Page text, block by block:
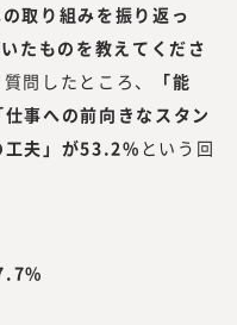
究所 所長
大学理工学部
チャー企業を
過程で「日本
が強くなり、
らいワークスを
ザーズ（現・東
。
取り組みを振り返っ
たものを教えてくださ
問したところ、
「能
事への前向きなスタン
工夫」が53.2% という回